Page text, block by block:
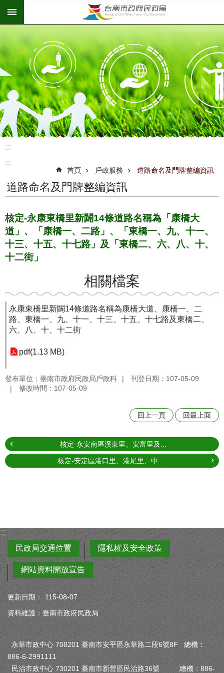
跳到主要內容區塊
:::
:::
首頁 戶政服務 道路命名及門牌整編資訊
道路命名及門牌整編資訊
核定-永康東橋里新闢14條道路名稱為「康橋大
道」、「康橋一、二路」、「東橋一、九、十一、
十三、十五、十七路」及「東橋二、六、八、十、
十二街」
相關檔案
永康東橋里新闢14條道路名稱為康橋大道、康橋一、二
路、東橋一、九、十一、十三、十五、十七路及東橋二、
六、八、十、十二街
pdf(1.13 MB)
發布單位：臺南市政府民政局戶政科
刊登日期：107-05-09
修改時間：107-05-09
回上一頁 回最上面
核定-永安南區溪東里、安富里及...
核定-安定區港口里、港尾里、中...
:::
民政局交通位置
隱私權及安全政策
網站資料開放宣告
更新日期：
115-08-07
資料維護：臺南市政府民政局
永華市政中心 708201 臺南市安平區永華路二段6號8F 總機︰
886-6-2991111
民治市政中心 730201 臺南市新營區民治路36號 總機：886-